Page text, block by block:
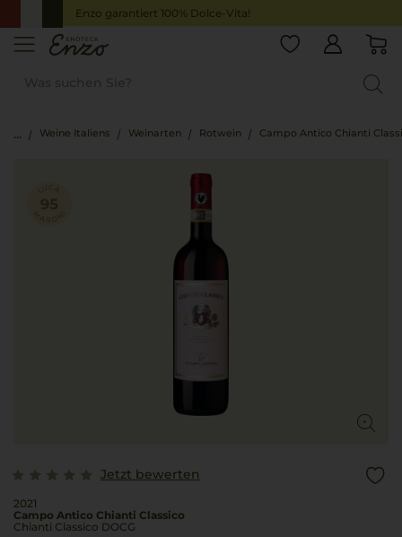
Enzo garantiert 100% Dolce-Vita!
Weine Italiens Weinarten Rotwein Campo Antico Chianti
Jetzt bewerten
2021
Campo Antico Chianti Classico
Chianti Classico DOCG